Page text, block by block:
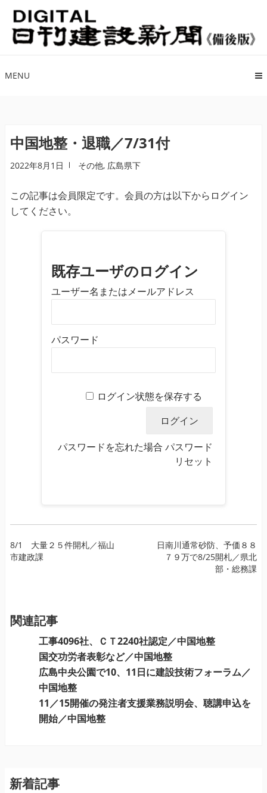
ナ
ビ
ゲ
シ
ス
ッ
コ
ン
テ
ツ
ッ
MENU
中国地整・退職／7/31付
2022年8月1日 その他, 広島県下
この記事は会員限定です。会員の方は以下からログイン
してください。
既存ユーザのログイン
ユーザー名またはメールアドレス
パスワード
ログイン状態を保存する
パスワードを忘れた場合 パスワード
リセット
投
稿
ー
8/1 大量２５件開札／福山
市建政課
日南川通常砂防、予価８８
７９万で8/25開札／県北
部・総務課
関連記事
工事4096社、ＣＴ2240社認定／中国地整
国交功労者表彰など／中国地整
広島中央公園で10、11日に建設技術フォーラム／
中国地整
11／15開催の発注者支援業務説明会、聴講申込を
開始／中国地整
新着記事